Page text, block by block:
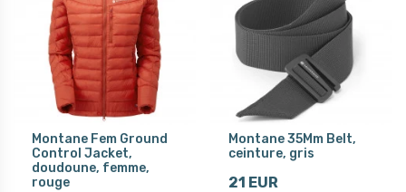
Montane Fem Ground
Control Jacket,
doudoune, femme,
rouge
Montane 35Mm Belt,
ceinture, gris
21 EUR